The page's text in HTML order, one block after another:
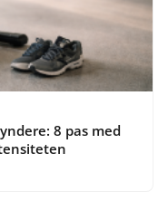
8 pas med